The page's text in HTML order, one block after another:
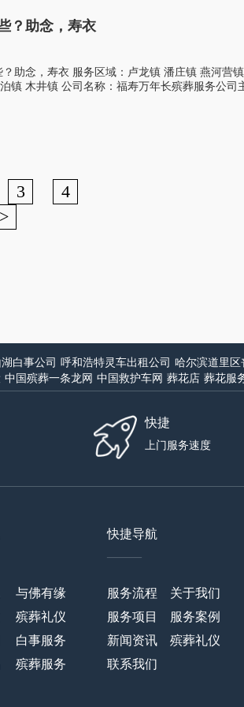
？助念，寿衣
助念，寿衣 服务区域：卢龙镇 潘庄镇 燕河营
镇 木井镇 公司名称：福寿万年长殡葬服务公司
3 4
>
白事公司 呼和浩特灵车出租公司 哈尔滨道里区
中国殡葬一条龙网 中国救护车网 葬花店 葬花服
快捷
上门服务速度
与佛有缘
殡葬礼仪
白事服务
殡葬服务
快捷导航
——
服务流程
关于我们
服务项目
服务案例
新闻资讯
殡葬礼仪
联系我们